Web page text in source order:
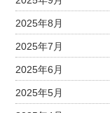
2025年8月
2025年7月
2025年6月
2025年5月